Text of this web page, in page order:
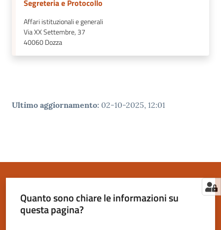
Segreteria e Protocollo
Affari istituzionali e generali
Via XX Settembre, 37
40060Dozza
Ultimo aggiornamento: 02-10-2025, 12:01
Quanto sono chiare le informazioni su
questa pagina?